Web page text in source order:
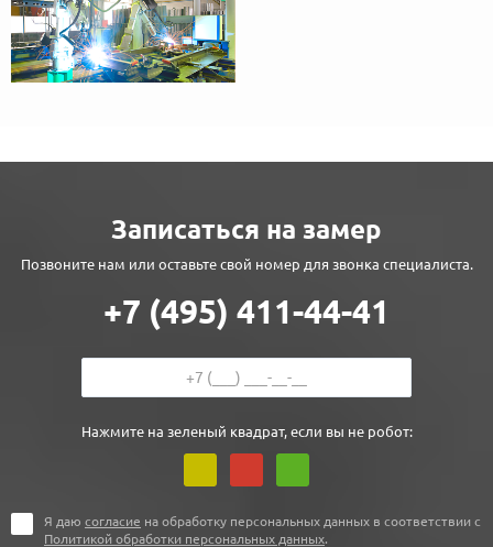
Записаться на замер
Позвоните нам или оставьте свой номер для звонка специалиста.
+7 (495) 411-44-41
Нажмите на зеленый квадрат, если вы не робот:
Я даю согласие на обработку персональных данных в соответствии с
Политикой обработки персональных данных